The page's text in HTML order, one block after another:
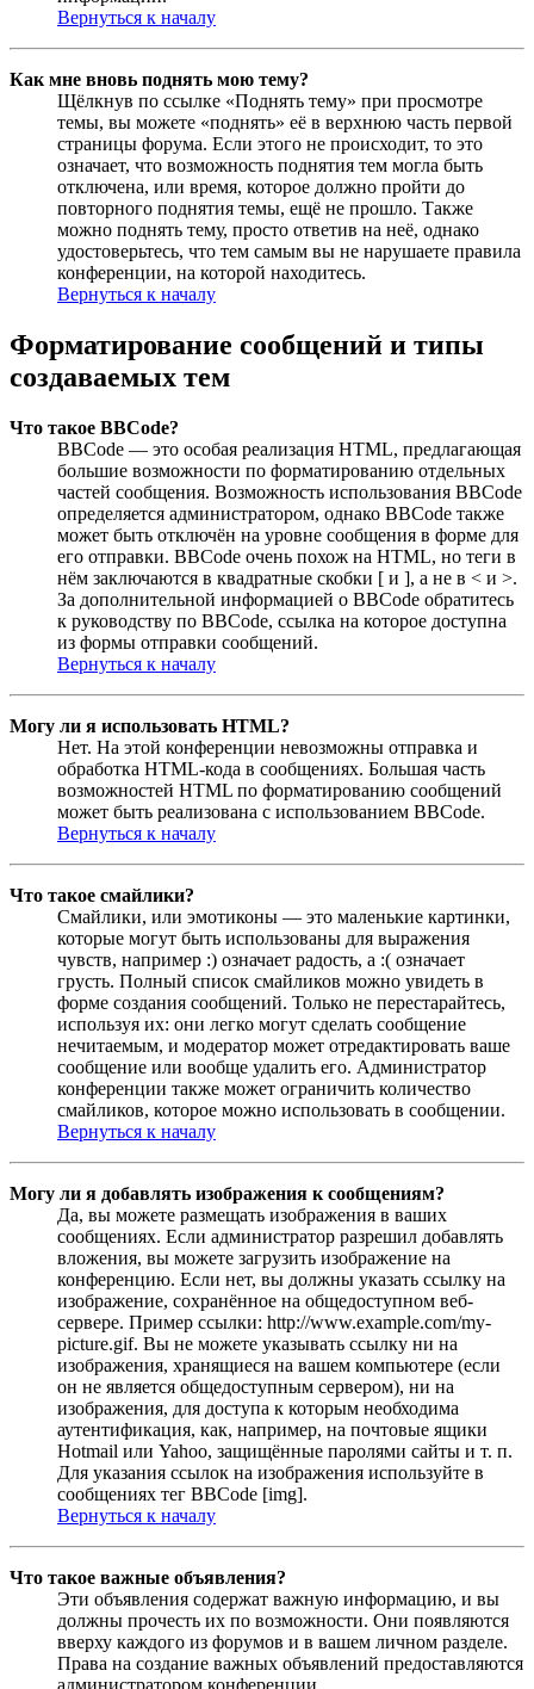
Вернуться к началу
Как мне вновь поднять мою тему?
Щёлкнув по ссылке «Поднять тему» при просмотре
темы, вы можете «поднять» её в верхнюю часть первой
страницы форума. Если этого не происходит, то это
означает, что возможность поднятия тем могла быть
отключена, или время, которое должно пройти до
повторного поднятия темы, ещё не прошло. Также
можно поднять тему, просто ответив на неё, однако
удостоверьтесь, что тем самым вы не нарушаете правила
конференции, на которой находитесь.
Вернуться к началу
Форматирование сообщений и типы
создаваемых тем
Что такое BBCode?
BBCode — это особая реализация HTML, предлагающая
большие возможности по форматированию отдельных
частей сообщения. Возможность использования BBCode
определяется администратором, однако BBCode также
может быть отключён на уровне сообщения в форме для
его отправки. BBCode очень похож на HTML, но теги в
нём заключаются в квадратные скобки [ и ], а не в < и >.
За дополнительной информацией о BBCode обратитесь
к руководству по BBCode, ссылка на которое доступна
из формы отправки сообщений.
Вернуться к началу
Могу ли я использовать HTML?
Нет. На этой конференции невозможны отправка и
обработка HTML-кода в сообщениях. Большая часть
возможностей HTML по форматированию сообщений
может быть реализована с использованием BBCode.
Вернуться к началу
Что такое смайлики?
Смайлики, или эмотиконы — это маленькие картинки,
которые могут быть использованы для выражения
чувств, например :) означает радость, а :( означает
грусть. Полный список смайликов можно увидеть в
форме создания сообщений. Только не перестарайтесь,
используя их: они легко могут сделать сообщение
нечитаемым, и модератор может отредактировать ваше
сообщение или вообще удалить его. Администратор
конференции также может ограничить количество
смайликов, которое можно использовать в сообщении.
Вернуться к началу
Могу ли я добавлять изображения к сообщениям?
Да, вы можете размещать изображения в ваших
сообщениях. Если администратор разрешил добавлять
вложения, вы можете загрузить изображение на
конференцию. Если нет, вы должны указать ссылку на
изображение, сохранённое на общедоступном веб-
сервере. Пример ссылки: http://www.example.com/my-
picture.gif. Вы не можете указывать ссылку ни на
изображения, хранящиеся на вашем компьютере (если
он не является общедоступным сервером), ни на
изображения, для доступа к которым необходима
аутентификация, как, например, на почтовые ящики
Hotmail или Yahoo, защищённые паролями сайты и т. п.
Для указания ссылок на изображения используйте в
сообщениях тег BBCode [img].
Вернуться к началу
Что такое важные объявления?
Эти объявления содержат важную информацию, и вы
должны прочесть их по возможности. Они появляются
вверху каждого из форумов и в вашем личном разделе.
Права на создание важных объявлений предоставляются
администратором конференции.